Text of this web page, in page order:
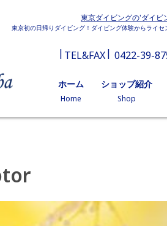
東京ダイビングの'ダイビ
東京初の日帰りダイビング！ダイビング体験からライ
TEL&FAX 0422-39-
ホーム
Home
ショップ紹介
Shop